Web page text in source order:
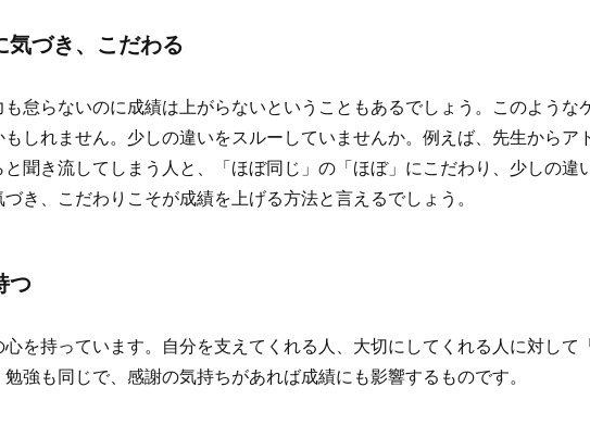
づき、こだわる
怠らないのに成績は上がらないということもあるでしょう。このような
しれません。少しの違いをスルーしていませんか。例えば、先生からア
聞き流してしまう人と、「ほぼ同じ」の「ほぼ」にこだわり、少しの違
き、こだわりこそが成績を上げる方法と言えるでしょう。
つ
を持っています。自分を支えてくれる人、大切にしてくれる人に対して
強も同じで、感謝の気持ちがあれば成績にも影響するものです。